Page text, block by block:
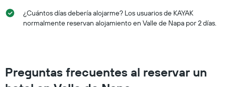
¿Cuántos días debería alojarme? Los usuarios de KAYAK
normalmente reservan alojamiento en Valle de Napa por 2 días.
Preguntas frecuentes al reservar un